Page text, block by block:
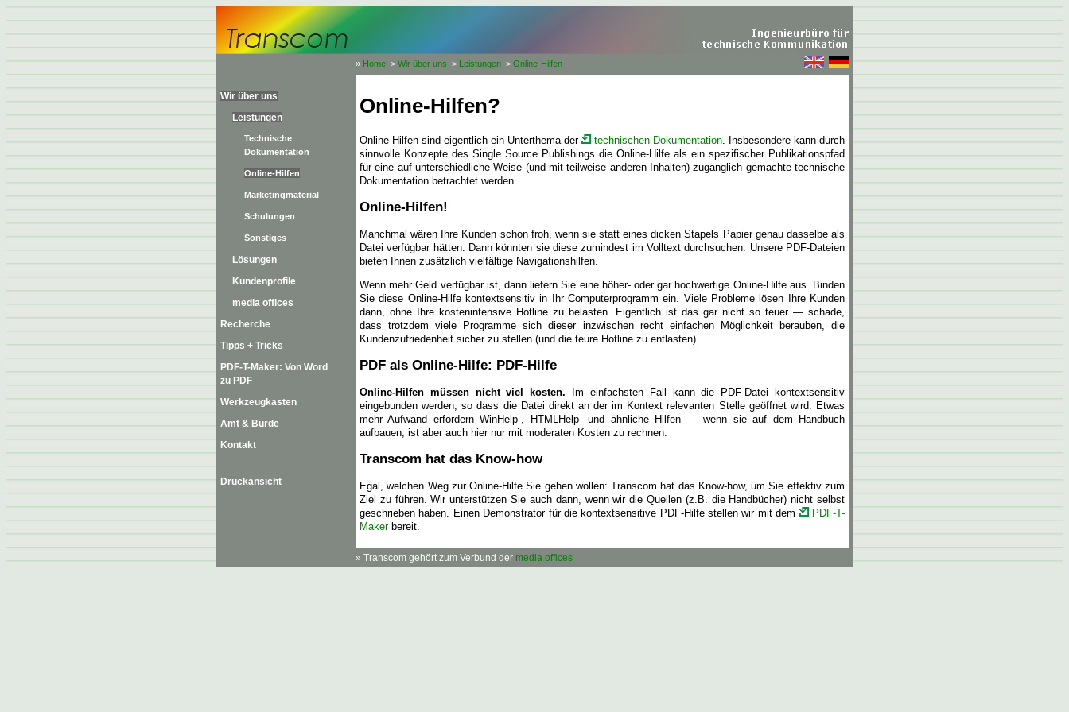
» Home > Wir über uns > Leistungen > Online-Hilfen
Wir über uns
Leistungen
Technische
Dokumentation
Online-Hilfen
Marketingmaterial
Schulungen
Sonstiges
Lösungen
Kundenprofile
media offices
Recherche
Tipps + Tricks
PDF-T-Maker: Von Word
zu PDF
Werkzeugkasten
Amt & Bürde
Kontakt
Druckansicht
Online-Hilfen?
Online-Hilfen sind eigentlich ein Unterthema der technischen Dokumentation . Insbesondere kann durch
sinnvolle Konzepte des Single Source Publishings die Online-Hilfe als ein spezifischer Publikationspfad
für eine auf unterschiedliche Weise (und mit teilweise anderen Inhalten) zugänglich gemachte technische
Dokumentation betrachtet werden.
Online-Hilfen!
Manchmal wären Ihre Kunden schon froh, wenn sie statt eines dicken Stapels Papier genau dasselbe als
Datei verfügbar hätten: Dann könnten sie diese zumindest im Volltext durchsuchen. Unsere PDF-Dateien
bieten Ihnen zusätzlich vielfältige Navigationshilfen.
Wenn mehr Geld verfügbar ist, dann liefern Sie eine höher- oder gar hochwertige Online-Hilfe aus. Binden
Sie diese Online-Hilfe kontextsensitiv in Ihr Computerprogramm ein. Viele Probleme lösen Ihre Kunden
dann, ohne Ihre kostenintensive Hotline zu belasten. Eigentlich ist das gar nicht so teuer — schade,
dass trotzdem viele Programme sich dieser inzwischen recht einfachen Möglichkeit berauben, die
Kundenzufriedenheit sicher zu stellen (und die teure Hotline zu entlasten).
PDF als Online-Hilfe: PDF-Hilfe
Online-Hilfen müssen nicht viel kosten.
Im einfachsten Fall kann die PDF-Datei kontextsensitiv
eingebunden werden, so dass die Datei direkt an der im Kontext relevanten Stelle geöffnet wird. Etwas
mehr Aufwand erfordern WinHelp-, HTMLHelp- und ähnliche Hilfen — wenn sie auf dem Handbuch
aufbauen, ist aber auch hier nur mit moderaten Kosten zu rechnen.
Transcom hat das Know-how
Egal, welchen Weg zur Online-Hilfe Sie gehen wollen: Transcom hat das Know-how, um Sie effektiv zum
Ziel zu führen. Wir unterstützen Sie auch dann, wenn wir die Quellen (z.B. die Handbücher) nicht selbst
geschrieben haben. Einen Demonstrator für die kontextsensitive PDF-Hilfe stellen wir mit dem
PDF-T-
Makerbereit.
» Transcom gehört zum Verbund der media offices